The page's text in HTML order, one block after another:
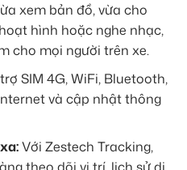
xem bản đồ, vừa cho
hình hoặc nghe nhạc,
cho mọi người trên xe.
SIM 4G, WiFi, Bluetooth,
và cập nhật thông
Với Zestech Tracking,